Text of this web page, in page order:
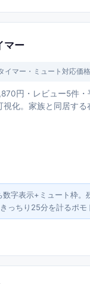
マー
イマー・ミュート対応価
円・レビュー5件
化。家族と同居す
字表示+ミュート枠。
っちり25分を計るポモ